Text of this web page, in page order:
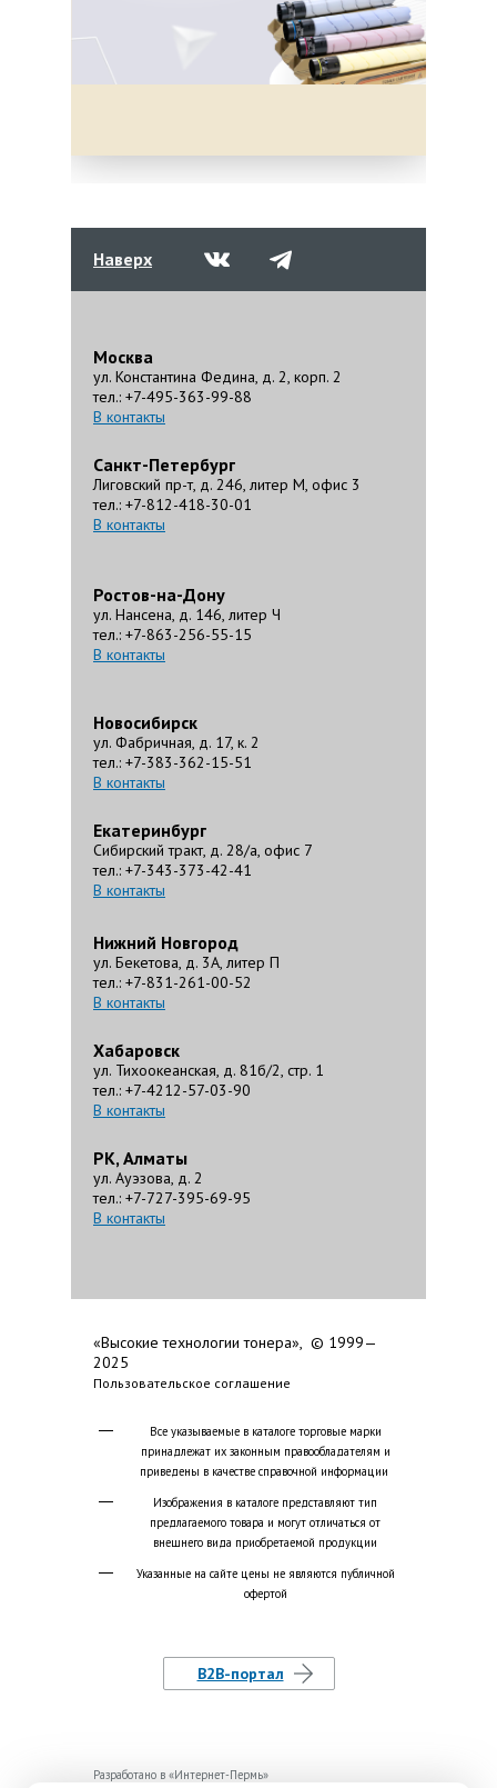
Наверх
Москва
ул. Константина Федина, д. 2, корп. 2
тел.: +7-495-363-99-88
В контакты
Санкт-Петербург
Лиговский пр-т, д. 246, литер М, офис 3
тел.: +7-812-418-30-01
В контакты
Ростов-на-Дону
ул. Нансена, д. 146, литер Ч
тел.: +7-863-256-55-15
В контакты
Новосибирск
ул. Фабричная, д. 17, к. 2
тел.: +7-383-362-15-51
В контакты
Екатеринбург
Сибирский тракт, д. 28/а, офис 7
тел.: +7-343-373-42-41
В контакты
Нижний Новгород
ул. Бекетова, д. 3А, литер П
тел.: +7-831-261-00-52
В контакты
Хабаровск
ул. Тихоокеанская, д. 81б/2, стр. 1
тел.: +7-4212-57-03-90
В контакты
РК, Алматы
ул. Ауэзова, д. 2
тел.: +7-727-395-69-95
В контакты
«Высокие технологии тонера», © 1999—
2025
Пользовательское соглашение
Все указываемые в каталоге торговые марки
принадлежат их законным правообладателям и
приведены в качестве справочной информации
Изображения в каталоге представляют тип
предлагаемого товара и могут отличаться от
внешнего вида приобретаемой продукции
Указанные на сайте цены не являются публичной
офертой
B2B-портал
Разработано в «Интернет-Пермь»